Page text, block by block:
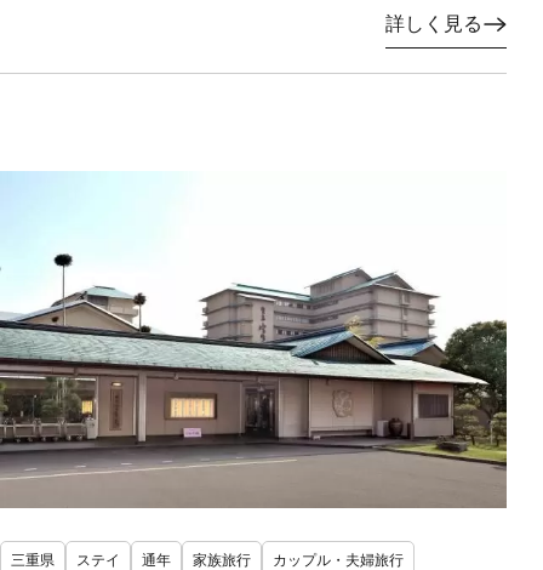
詳しく見る
三重県 ステイ 通年 家族旅行
カップル・夫婦旅行